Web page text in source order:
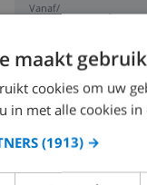
vanaf/
per US$
7.7/ 10 |5
maakt
cookies om uw
in met alle cookies
(1913) →